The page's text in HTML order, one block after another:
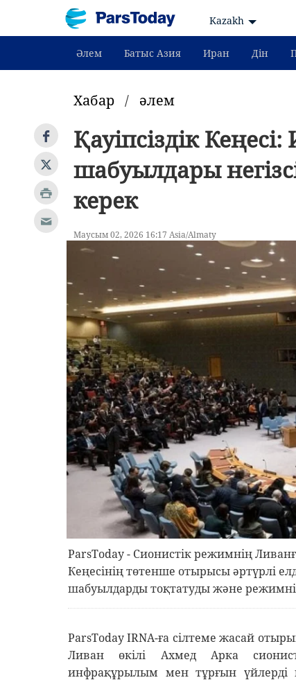
Kazakh
Әлем Батыс Азия Иран Дін
Хабар / әлем
Қауіпсіздік
шабуылдары
керек
Маусым 02, 2026 16:17 Asia/Almaty
ParsToday - Сионистік режимнің
Кеңесінің төтенше отырысы әртүрлі
шабуылдарды тоқтатуды және
ParsToday IRNA-ға сілтеме жасай
Ливан өкілі Ахмед Арка
инфрақұрылым мен тұрғын үйлерді